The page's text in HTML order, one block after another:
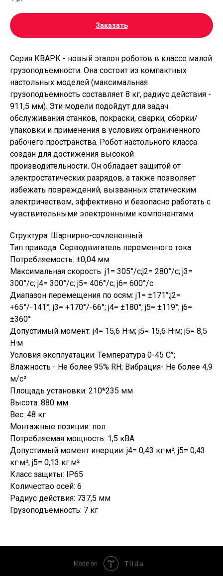
Заказать
Серия КВАРК - новый эталон роботов в классе малой
грузоподъемности. Она состоит из компактных
настольных моделей (максимальная
грузоподъемность составляет 8 кг, радиус действия -
911,5 мм). Эти модели подойдут для задач
обслуживания станков, покраски, сварки, сборки/
упаковки и применения в условиях ограниченного
рабочего пространства. Робот настольного класса
создан для достижения высокой
производительности. Он обладает защитой от
электростатических разрядов, а также позволяет
избежать повреждений, вызванных статическим
электричеством, эффективно и безопасно работать с
чувствительными электронными компонентами
Структура: Шарнирно-сочлененный
Тип привода: Серводвигатель переменного тока
Потребляемость: ±0,04 мм
Максимальная скорость: j1= 305°/c;j2= 280°/c; j3=
300°/c; j4= 300°/c; j5= 406°/c; j6= 600°/c
Диапазон перемещения по осям: j1= ±171°;j2=
+65°/-141°; j3= +170°/-66°; j4= ±180°; j5= ±119°; j6=
±360°
Допустимый момент: j4= 15,6 Н·м; j5= 15,6 Н·м; j5= 8,5
Н·м
Условия эксплуатации: Температура 0-45 C°;
Влажность - Не более 95% RH; Вибрация- Не более 4,9
м/с²
Площадь установки: 210*235 мм
Высота: 880 мм
Вес: 48 кг
Монтажные позиции: пол
Потребляемая мощность: 1,5 кВА
Допустимый момент инерции: j4= 0,43 кг·м²; j5= 0,43
кг·м²; j5= 0,13 кг·м²
Класс защиты: IP65
Количество осей: 6
Радиус действия: 737,5 мм
Грузоподъемность: 7 кг
Made on Tilda